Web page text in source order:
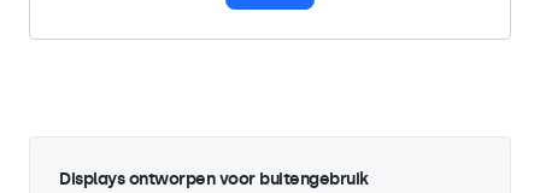
Displays ontworpen voor buitengebruik